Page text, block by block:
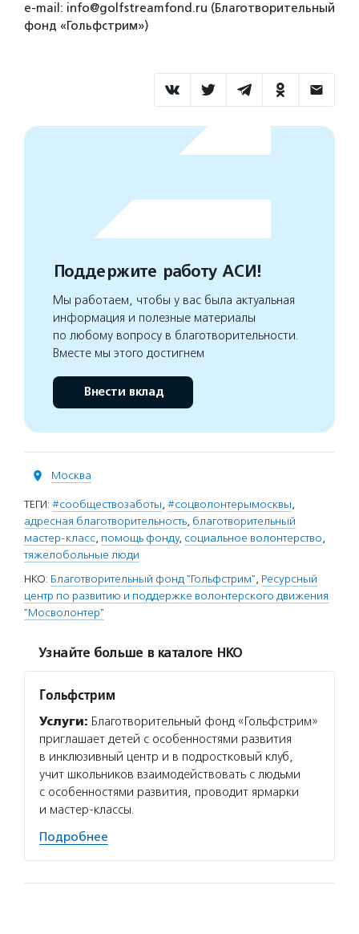
e-mail: info@golfstreamfond.ru (Благотворительный
фонд «Гольфстрим»)
Поддержите работу АСИ!
Мы работаем, чтобы у вас была актуальная
информация и полезные материалы
по любому вопросу в благотворительности.
Вместе мы этого достигнем
Внести вклад
Москва
ТЕГИ: #сообществозаботы, #соцволонтерымосквы,
адресная благотворительность, благотворительный
мастер-класс, помощь фонду, социальное волонтерство,
тяжелобольные люди
НКО: Благотворительный фонд "Гольфстрим", Ресурсный
центр по развитию и поддержке волонтерского движения
"Мосволонтер"
Узнайте больше в каталоге НКО
Гольфстрим
Услуги: Благотворительный фонд «Гольфстрим»
приглашает детей с особенностями развития
в инклюзивный центр и в подростковый клуб,
учит школьников взаимодействовать с людьми
с особенностями развития, проводит ярмарки
и мастер-классы.
Подробнее